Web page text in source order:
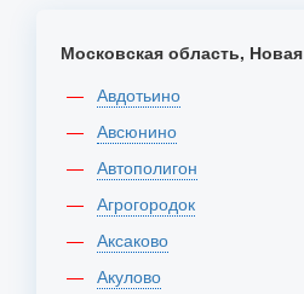
Московская область, Новая
Авдотьино
Авсюнино
Автополигон
Агрогородок
Аксаково
Акулово